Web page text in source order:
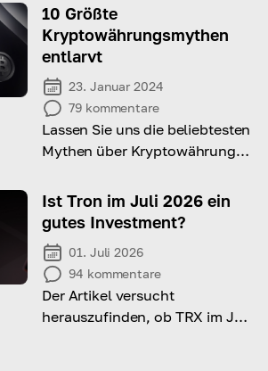
Kryptowährungs-Wallet achten
sollten, und wie Sie es sicher
halten können!
10 Größte
Kryptowährungsmythen
entlarvt
23. Januar 2024
79 kommentare
Lassen Sie uns die beliebtesten
Mythen über Kryptowährung
zu entlarven
Ist Tron im Juli 2026 ein
gutes Investment?
01. Juli 2026
94 kommentare
Der Artikel versucht
herauszufinden, ob TRX im Juli